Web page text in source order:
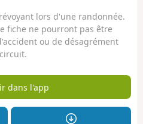
lors d'une randonnée.
fiche ne pourront pas être
ou de désagrément
dans l'app